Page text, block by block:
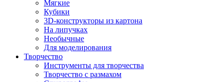
Мягкие
Кубики
3D-конструкторы из картона
На липучках
Необычные
Для моделирования
Творчество
Инструменты для творчества
Творчество с размахом